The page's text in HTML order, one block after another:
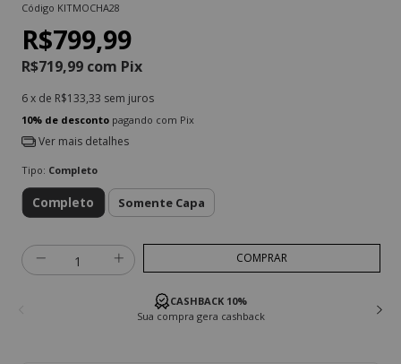
Código KITMOCHA28
R$799,99
R$719,99 com Pix
6x de R$133,33 sem juros
10% de desconto pagando com Pix
Ver mais detalhes
Tipo: Completo
Completo Somente Capa
1° TROCA GRÁTIS
Garantimos a primeira troca